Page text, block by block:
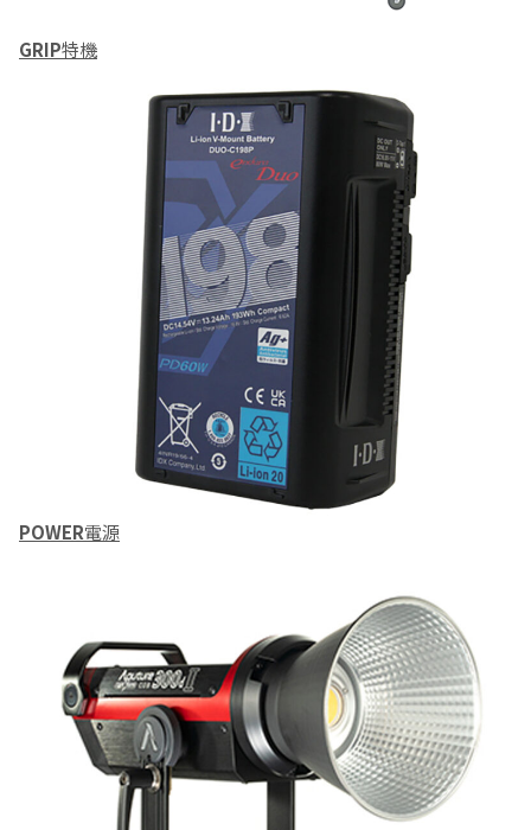
GRIP特機
POWER電源